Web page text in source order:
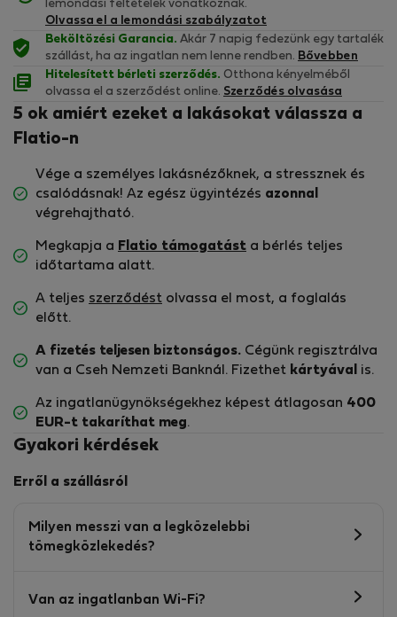
lemondási feltételek vonatkoznak.
Olvassa el a lemondási szabályzatot
Beköltözési Garancia. Akár 7 napig fedezünk egy tartalék
szállást, ha az ingatlan nem lenne rendben. Bővebben
Hitelesített bérleti szerződés. Otthona kényelméből
olvassa el a szerződést online. Szerződés olvasása
5 ok amiért ezeket a lakásokat válassza a
Flatio-n
Vége a személyes lakásnézőknek, a stressznek és
csalódásnak! Az egész ügyintézés azonnal
végrehajtható.
Megkapja a Flatio támogatást a bérlés teljes
időtartama alatt.
A teljes szerződést olvassa el most, a foglalás
előtt.
A fizetés teljesen biztonságos. Cégünk regisztrálva
van a Cseh Nemzeti Banknál. Fizethet kártyával is.
Az ingatlanügynökségekhez képest átlagosan 400
EUR-t takaríthat meg.
Gyakori kérdések
Erről a szállásról
Milyen messzi van a legközelebbi
tömegközlekedés?
Van az ingatlanban Wi-Fi?